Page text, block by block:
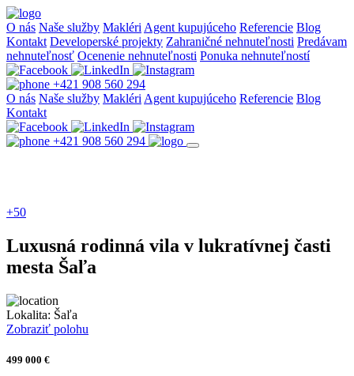
O nás Naše služby Makléri Agent kupujúceho Referencie Blog
Kontakt Developerské projekty Zahraničné nehnuteľnosti Predávam
nehnuteľnosť Ocenenie nehnuteľnosti Ponuka nehnuteľností
+421 908 560 294
O nás Naše služby Makléri Agent kupujúceho Referencie Blog
Kontakt
+421 908 560 294
+50
Luxusná rodinná vila v lukratívnej časti
mesta Šaľa
Lokalita: Šaľa
Zobraziť polohu
499 000 €